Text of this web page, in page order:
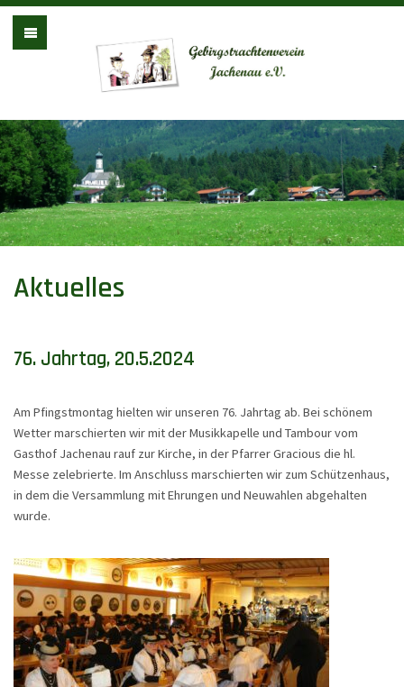
Aktuelles
76. Jahrtag, 20.5.2024
Am Pfingstmontag hielten wir unseren 76. Jahrtag ab. Bei schönem
Wetter marschierten wir mit der Musikkapelle und Tambour vom
Gasthof Jachenau rauf zur Kirche, in der Pfarrer Gracious die hl.
Messe zelebrierte. Im Anschluss marschierten wir zum Schützenhaus,
in dem die Versammlung mit Ehrungen und Neuwahlen abgehalten
wurde.